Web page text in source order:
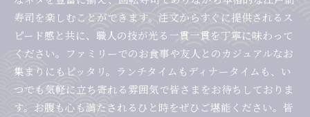
寿司を楽しむことができます。注文からすぐに提供されるス
ピード感と共に、職人の技が光る一貫一貫を丁寧に味わって
ください。ファミリーでのお食事や友人とのカジュアルなお
集まりにもピッタリ。ランチタイムもディナータイムも、い
つでも気軽に立ち寄れる雰囲気で皆さまをお待ちしておりま
す。お腹も心も満たされるひと時をぜひご堪能ください。皆